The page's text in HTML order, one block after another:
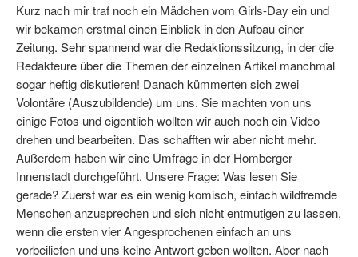
Kurz nach mir traf noch ein Mädchen vom Girls-Day ein und
wir bekamen erstmal einen Einblick in den Aufbau einer
Zeitung. Sehr spannend war die Redaktionssitzung, in der die
Redakteure über die Themen der einzelnen Artikel manchmal
sogar heftig diskutieren! Danach kümmerten sich zwei
Volontäre (Auszubildende) um uns. Sie machten von uns
einige Fotos und eigentlich wollten wir auch noch ein Video
drehen und bearbeiten. Das schafften wir aber nicht mehr.
Außerdem haben wir eine Umfrage in der Homberger
Innenstadt durchgeführt. Unsere Frage: Was lesen Sie
gerade? Zuerst war es ein wenig komisch, einfach wildfremde
Menschen anzusprechen und sich nicht entmutigen zu lassen,
wenn die ersten vier Angesprochenen einfach an uns
vorbeiliefen und uns keine Antwort geben wollten. Aber nach